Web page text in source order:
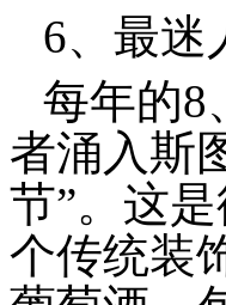
6、最
每年的8
者涌入斯
节”。这
个传统装